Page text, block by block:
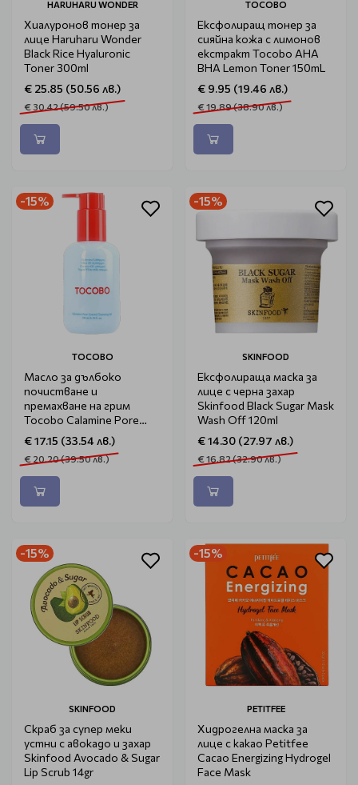
HARUHARU WONDER
Хиалуронов тонер за
лице Haruharu Wonder
Black Rice Hyaluronic
Toner 300ml
€ 25.85 (50.56 лв.)
€ 30.42 (59.50 лв.)
TOCOBO
Ексфолиращ тонер за
сияйна кожа с лимонов
екстракт Tocobo AHA
BHA Lemon Toner 150mL
€ 9.95 (19.46 лв.)
€ 19.89 (38.90 лв.)
-15%
TOCOBO
Масло за дълбоко
почистване и
премахване на грим
Tocobo Calamine Pore
Control Cleansing Oil
200ml
€ 17.15 (33.54 лв.)
€ 20.20 (39.50 лв.)
-15%
SKINFOOD
Ексфолираща маска за
лице с черна захар
Skinfood Black Sugar Mask
Wash Off 120ml
€ 14.30 (27.97 лв.)
€ 16.82 (32.90 лв.)
-15%
SKINFOOD
Скраб за супер меки
устни с авокадо и захар
Skinfood Avocado & Sugar
Lip Scrub 14gr
-15%
PETITFEE
Хидрогелна маска за
лице с какао Petitfee
Cacao Energizing Hydrogel
Face Mask